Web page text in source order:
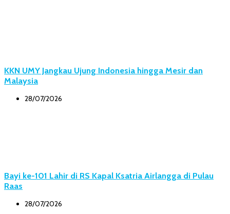
KKN UMY Jangkau Ujung Indonesia hingga Mesir dan
Malaysia
28/07/2026
Bayi ke-101 Lahir di RS Kapal Ksatria Airlangga di Pulau
Raas
28/07/2026